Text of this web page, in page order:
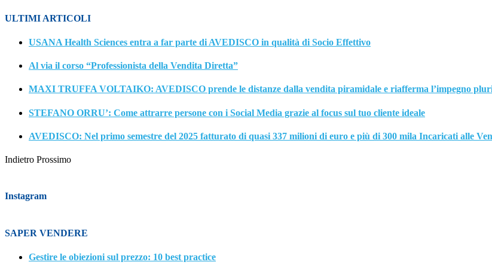
ULTIMI ARTICOLI
USANA Health Sciences entra a far parte di AVEDISCO in qualità di Socio Effettivo
Al via il corso “Professionista della Vendita Diretta”
MAXI TRUFFA VOLTAIKO: AVEDISCO prende le distanze dalla vendita piramidale e riafferma l’impegno
STEFANO ORRU’: Come attrarre persone con i Social Media grazie al focus sul tuo cliente ideale
AVEDISCO: Nel primo semestre del 2025 fatturato di quasi 337 milioni di euro e più di 300 mila Incaricati alle
Indietro Prossimo
Instagram
SAPER VENDERE
Gestire le obiezioni sul prezzo: 10 best practice